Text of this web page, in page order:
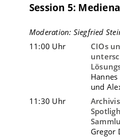
Session 5:
Moderation: Siegfried
11:00 Uhr
CIOs
und
11:30 Uhr
Gregor